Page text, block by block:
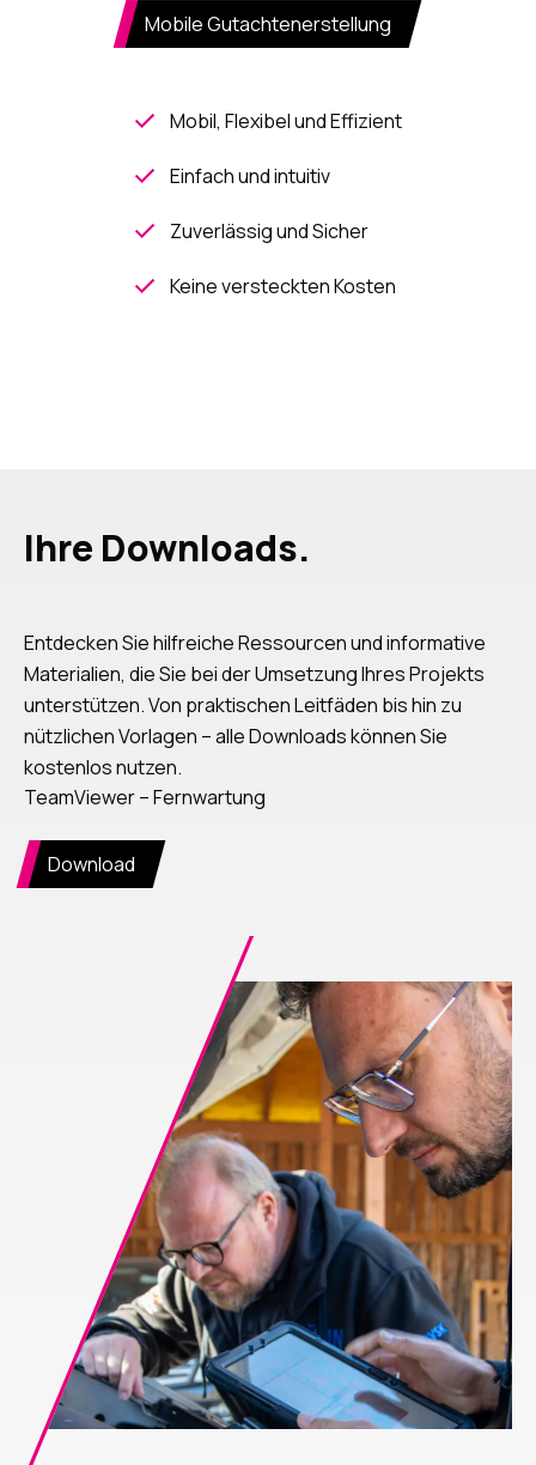
Mobile Gutachtenerstellung
Mobil, Flexibel und Effizient
Einfach und intuitiv
Zuverlässig und Sicher
Keine versteckten Kosten
Ihre Downloads.
Entdecken Sie hilfreiche Ressourcen und informative
Materialien, die Sie bei der Umsetzung Ihres Projekts
unterstützen. Von praktischen Leitfäden bis hin zu
nützlichen Vorlagen – alle Downloads können Sie
kostenlos nutzen.
TeamViewer – Fernwartung
Download